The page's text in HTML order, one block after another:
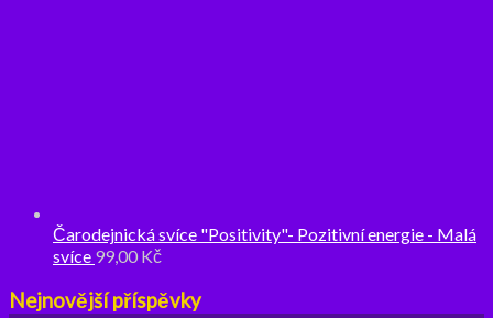
Čarodejnická svíce "Positivity"- Pozitivní energie - Malá
svíce 99,00Kč
Nejnovější příspěvky